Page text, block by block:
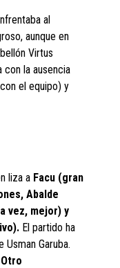
al
aunque en
Virtus
con la ausencia
el equipo) y
liza a Facu (gran
Abalde
vez, mejor) y
El partido ha
Garuba.
Otro